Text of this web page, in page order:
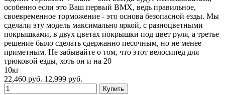
особенно если это Ваш первый BMX, ведь правильное,
своевременное торможение - это основа безопасной езды. Мы
сделали эту модель максимально яркой, с разноцветными
покрышками, в двух цветах покрышки под цвет руля, а третье
решение было сделать сдержанно песочным, но не менее
приметным. Не забывайте о том, что этот велосипед для
трюковой езды, хоть он и на 20
10кг
22,460 руб. 12,999 руб.